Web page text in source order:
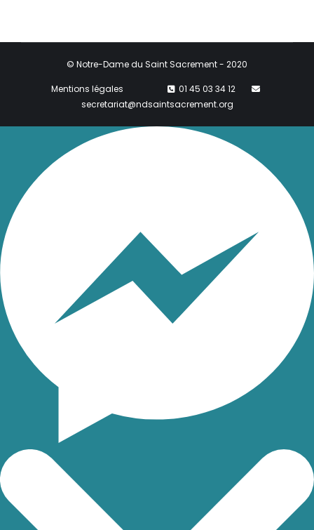
© Notre-Dame du Saint Sacrement - 2020
Mentions légales
01 45 03 34 12
secretariat@ndsaintsacrement.org